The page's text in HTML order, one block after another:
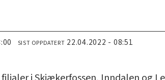
SIST OPPDATERT 22.04.2022 - 08:51